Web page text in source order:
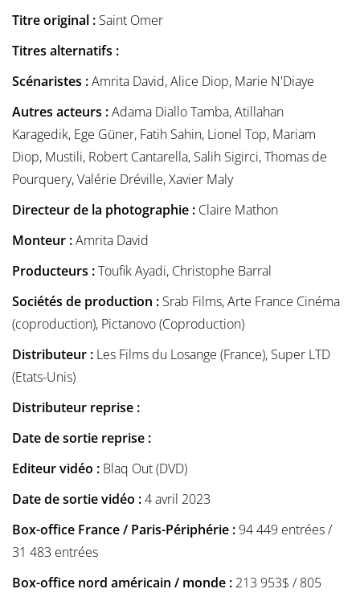
Titre original : Saint Omer
Titres alternatifs :
Scénaristes :Amrita David, Alice Diop, Marie N'Diaye
Autres acteurs :Adama Diallo Tamba, Atillahan
Karagedik, Ege Güner, Fatih Sahin, Lionel Top, Mariam
Diop, Mustili, Robert Cantarella, Salih Sigirci, Thomas de
Pourquery, Valérie Dréville, Xavier Maly
Directeur de la photographie : Claire Mathon
Monteur :Amrita David
Producteurs :Toufik Ayadi, Christophe Barral
Sociétés de production : Srab Films, Arte France Cinéma
(coproduction), Pictanovo (Coproduction)
Distributeur : Les Films du Losange (France), Super LTD
(Etats-Unis)
Distributeur reprise :
Date de sortie reprise :
Editeur vidéo : Blaq Out (DVD)
Date de sortie vidéo :4 avril 2023
Box-office France / Paris-Périphérie :94 449 entrées /
31 483 entrées
Box-office nord américain / monde : 213 953$ / 805